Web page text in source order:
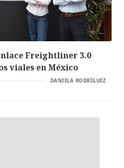
Freightliner 3.0
viales en México
DANIELA RODRÍGUEZ